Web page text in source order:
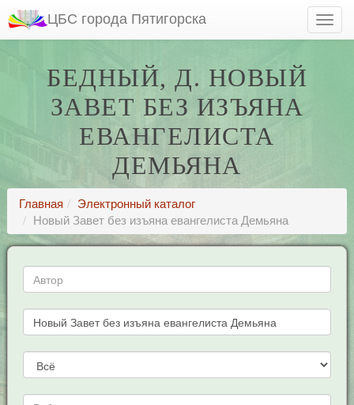
ЦБС города Пятигорска
БЕДНЫЙ, Д. НОВЫЙ
ЗАВЕТ БЕЗ ИЗЪЯНА
ЕВАНГЕЛИСТА
ДЕМЬЯНА
Главная
Электронный каталог
Новый Завет без изъяна евангелиста Демьяна